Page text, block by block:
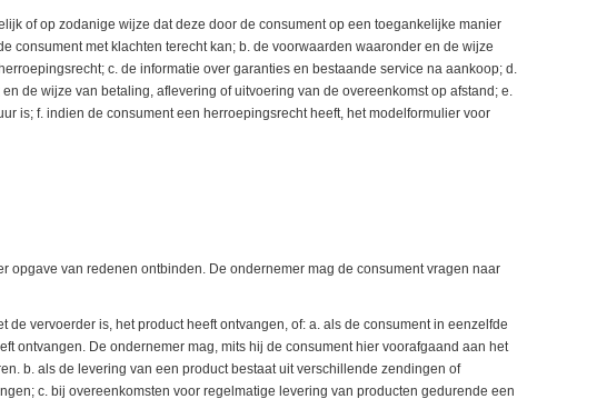
of op zodanige wijze dat deze door de consument op een toegankelijke manier
consument met klachten terecht kan; b. de voorwaarden waaronder en de wijze
c. de informatie over garanties en bestaande service na aankoop; d.
de wijze van betaling, aflevering of uitvoering van de overeenkomst op afstand; e.
is; f. indien de consument een herroepingsrecht heeft, het modelformulier voor
van redenen ontbinden. De ondernemer mag de consument vragen naar
vervoerder is, het product heeft ontvangen, of: a. als de consument in eenzelfde
ontvangen. De ondernemer mag, mits hij de consument hier voorafgaand aan het
b. als de levering van een product bestaat uit verschillende zendingen of
c. bij overeenkomsten voor regelmatige levering van producten gedurende een